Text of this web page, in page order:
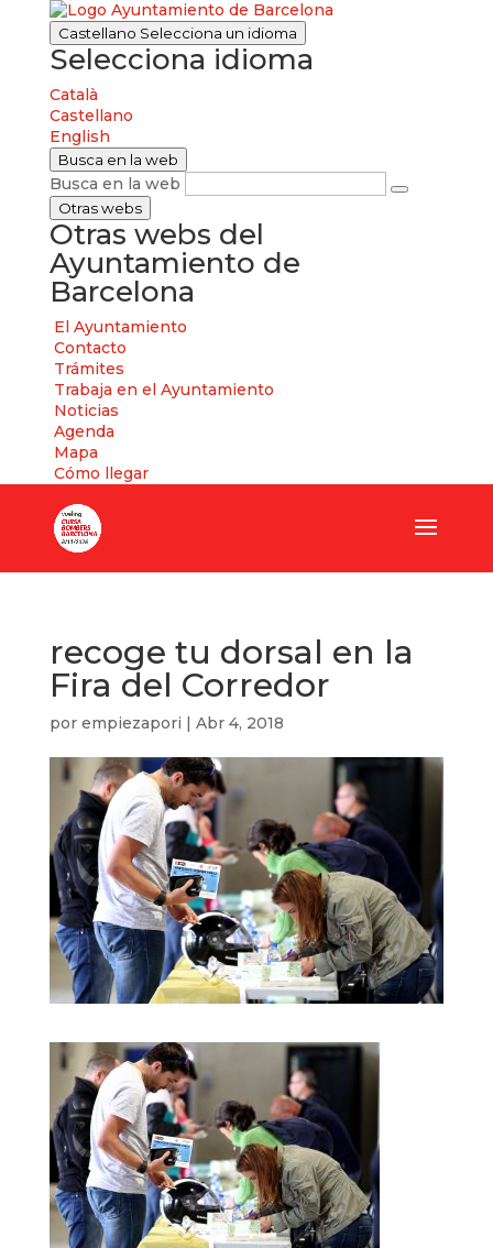
Castellano Selecciona un idioma
Selecciona idioma
Català
Castellano
English
Busca en la web
Busca en la web
Otras webs
Otras webs del
Ayuntamiento de
Barcelona
El Ayuntamiento
Contacto
Trámites
Trabaja en el Ayuntamiento
Noticias
Agenda
Mapa
Cómo llegar
recoge tu dorsal en la
Fira del Corredor
por empiezapori | Abr 4, 2018